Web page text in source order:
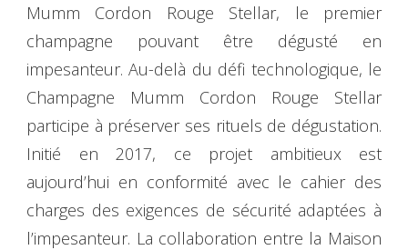
Mumm Cordon Rouge Stellar, le premier
champagne pouvant être dégusté en
impesanteur. Au-delà du défi technologique, le
Champagne Mumm Cordon Rouge Stellar
participe à préserver ses rituels de dégustation.
Initié en 2017, ce projet ambitieux est
aujourd’hui en conformité avec le cahier des
charges des exigences de sécurité adaptées à
l’impesanteur. La collaboration entre la Maison